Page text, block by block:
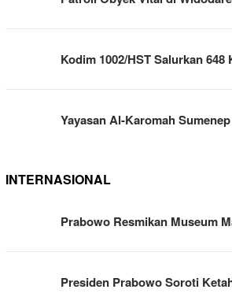
Kodim 1002/HST Salurkan
Yayasan Al-Karomah
INTERNASIONAL
Prabowo Resmikan Museum
Presiden Prabowo Soroti